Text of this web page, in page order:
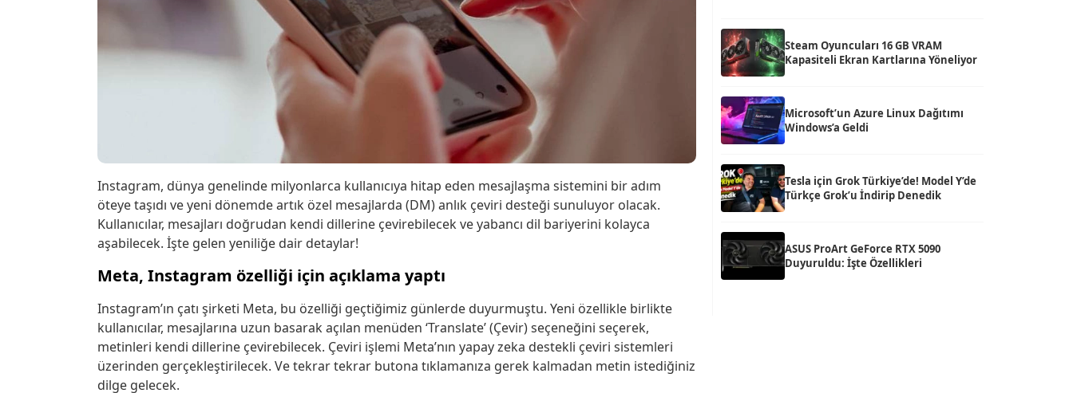
Instagram, dünya genelinde milyonlarca kullanıcıya hitap eden mesajlaşma sistemini bir adım
öteye taşıdı ve yeni dönemde artık özel mesajlarda (DM) anlık çeviri desteği sunuluyor olacak.
Kullanıcılar, mesajları doğrudan kendi dillerine çevirebilecek ve yabancı dil bariyerini kolayca
aşabilecek. İşte gelen yeniliğe dair detaylar!
Meta, Instagram özelliği için açıklama yaptı
Instagram’ın çatı şirketi Meta, bu özelliği geçtiğimiz günlerde duyurmuştu. Yeni özellikle birlikte
kullanıcılar, mesajlarına uzun basarak açılan menüden ‘Translate’ (Çevir) seçeneğini seçerek,
metinleri kendi dillerine çevirebilecek. Çeviri işlemi Meta’nın yapay zeka destekli çeviri sistemleri
üzerinden gerçekleştirilecek. Ve tekrar tekrar butona tıklamanıza gerek kalmadan metin istediğiniz
dilge gelecek.
Steam Oyuncuları 16 GB VRAM
Kapasiteli Ekran Kartlarına Yöneliyor
Microsoft’un Azure Linux Dağıtımı
Windows’a Geldi
Tesla için Grok Türkiye’de! Model Y’de
Türkçe Grok’u İndirip Denedik
ASUS ProArt GeForce RTX 5090
Duyuruldu: İşte Özellikleri